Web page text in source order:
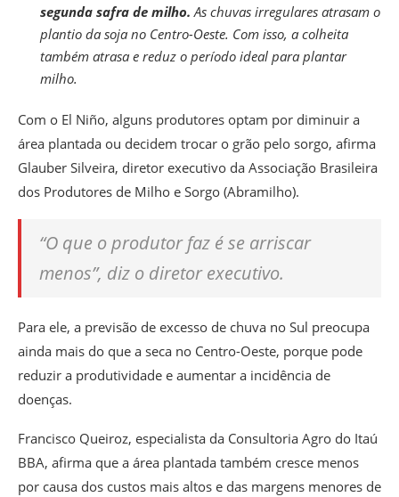
segunda safra de milho. As chuvas irregulares atrasam o
plantio da soja no Centro-Oeste. Com isso, a colheita
também atrasa e reduz o período ideal para plantar
milho.
Com o El Niño, alguns produtores optam por diminuir a
área plantada ou decidem trocar o grão pelo sorgo, afirma
Glauber Silveira, diretor executivo da Associação Brasileira
dos Produtores de Milho e Sorgo (Abramilho).
“O que o produtor faz é se arriscar
menos”, diz o diretor executivo.
Para ele, a previsão de excesso de chuva no Sul preocupa
ainda mais do que a seca no Centro-Oeste, porque pode
reduzir a produtividade e aumentar a incidência de
doenças.
Francisco Queiroz, especialista da Consultoria Agro do Itaú
BBA, afirma que a área plantada também cresce menos
por causa dos custos mais altos e das margens menores de